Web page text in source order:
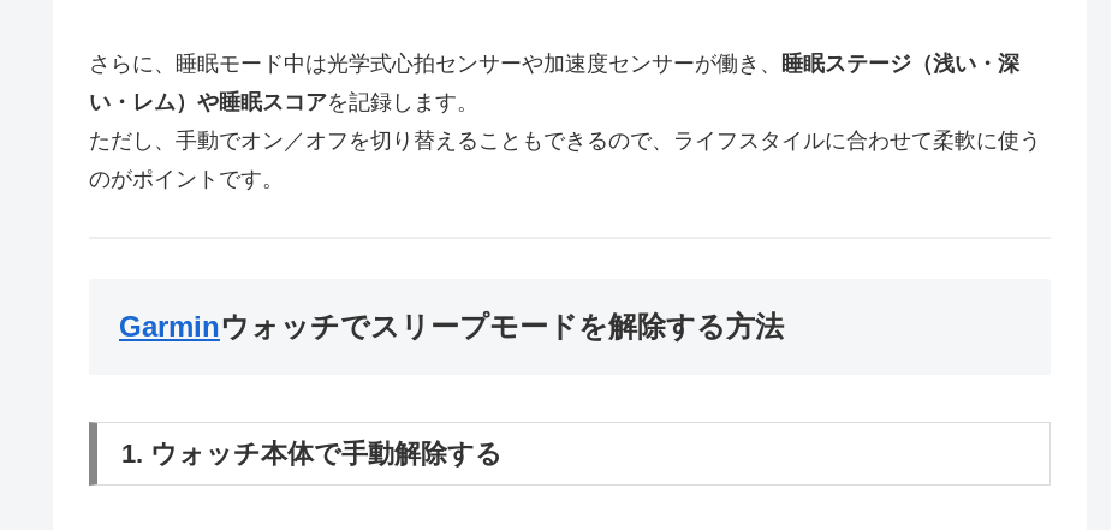
さらに、睡眠モード中は光学式心拍センサーや加速度センサーが働き、 睡眠ステージ（浅い・深
い・レム）や睡眠スコアを記録します。
ただし、手動でオン／オフを切り替えることもできるので、ライフスタイルに合わせて柔軟に使う
のがポイントです。
Garminウォッチでスリープモードを解除する方法
1. ウォッチ本体で手動解除する